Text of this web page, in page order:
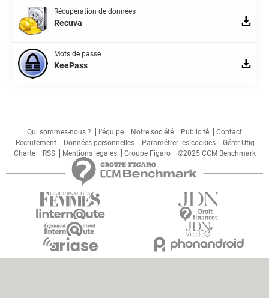
Récupération de données
Recuva
Mots de passe
KeePass
Qui sommes-nous ? L'équipe Notre société Publicité
Contact
Recrutement
Données personnelles Paramétrer les cookies
Gérer Utiq
Charte
RSS Mentions légales Groupe Figaro ©2025 CCM Benchmark